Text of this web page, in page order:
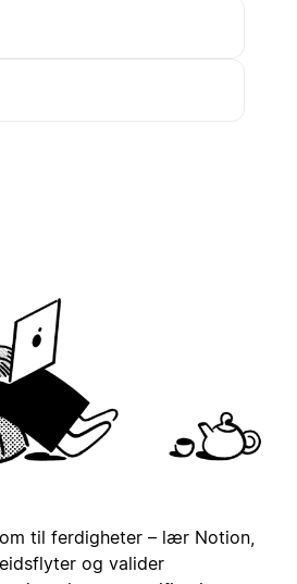
til ferdigheter – lær Notion,
og valider